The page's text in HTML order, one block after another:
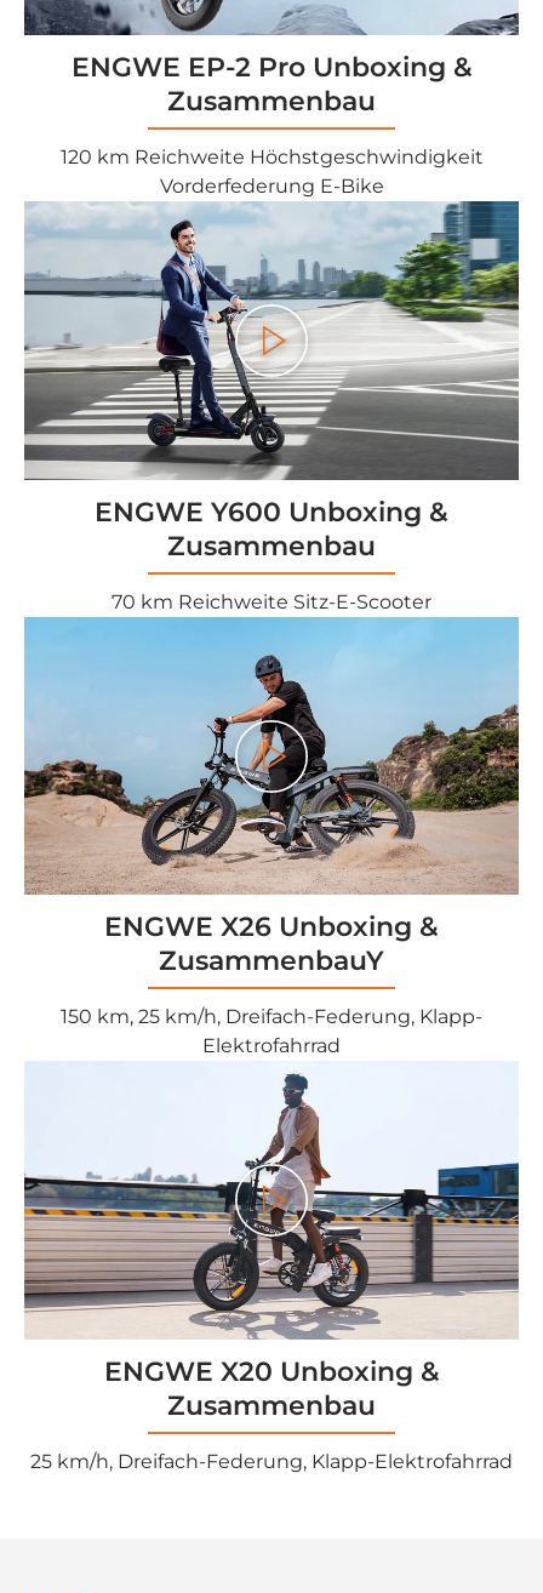
ENGWE EP-2 Pro Unboxing &
Zusammenbau
120 km Reichweite Höchstgeschwindigkeit
Vorderfederung E-Bike
Play
ENGWE Y600 Unboxing &
Zusammenbau
70 km Reichweite Sitz-E-Scooter
Play
ENGWE X26 Unboxing &
ZusammenbauY
150 km, 25 km/h, Dreifach-Federung, Klapp-
Elektrofahrrad
Play
ENGWE X20 Unboxing &
Zusammenbau
25 km/h, Dreifach-Federung, Klapp-Elektrofahrrad